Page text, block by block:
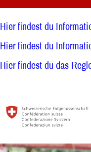
Hier findest du
Hier findest du
Hier findest du das